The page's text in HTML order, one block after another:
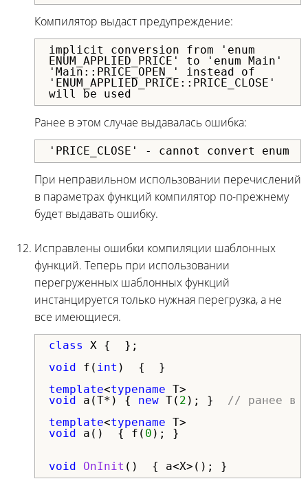
Компилятор выдаст предупреждение:
implicit conversion from 'enum
ENUM_APPLIED_PRICE' to 'enum Main'
'Main::PRICE_OPEN_' instead of
'ENUM_APPLIED_PRICE::PRICE_CLOSE'
will be used
Ранее в этом случае выдавалась ошибка:
'PRICE_CLOSE' - cannot convert enum
При неправильном использовании перечислений
в параметрах функций компилятор по-прежнему
будет выдавать ошибку.
Исправлены ошибки компиляции шаблонных
функций. Теперь при использовании
перегруженных шаблонных функций
инстанцируется только нужная перегрузка, а не
все имеющиеся.
class
X {  };
void f( int )  {  }
template<typename
void a(T*) { new T( 2 ); } // ранее в
template<typename
void a()  { f( 0 ); }
void OnInit ()  { a<X>(); }